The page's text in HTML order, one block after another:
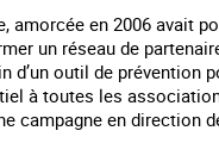
amorcée en 2006 avait
un réseau de
d’un outil de prévention
à toutes les
campagne en direction